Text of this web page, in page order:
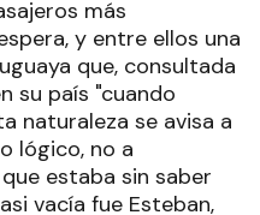
más
y entre ellos una
que, consultada
su país "cuando
naturaleza se avisa a
lógico, no a
estaba sin saber
vacía fue Esteban,